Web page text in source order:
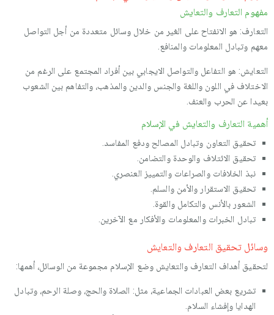
مفهوم التعارف والتعايش
التعارف: هو الانفتاح على الغير من خلال وسائل متعددة من أجل التواصل
معهم وتبادل المعلومات والمنافع.
التعايش: هو التفاعل والتواصل الايجابي بين أفراد المجتمع على الرغم من
الاختلاف في اللون واللغة والجنس والدين والمذهب، والتفاهم بين الشعوب
بعيدا عن الحرب والعنف.
أهمية التعارف والتعايش في الإسلام
تحقيق التعاون وتبادل المصالح ودفع المفاسد.
تحقيق الائتلاف والوحدة والتضامن.
نبذ الخلافات والصراعات والتمييز العنصري.
تحقيق الاستقرار والأمن والسلم.
الشعور بالأنس والتكامل والقوة.
تبادل الخبرات والمعلومات والأفكار مع الآخرين.
وسائل تحقيق التعارف والتعايش
لتحقيق أهداف التعارف والتعايش وضع الإسلام مجموعة من الوسائل، أهمها:
تشريع بعض العبادات الجماعية، مثل: الصلاة والحج، وصلة الرحم، وتبادل
الهدايا وإفشاء السلام.